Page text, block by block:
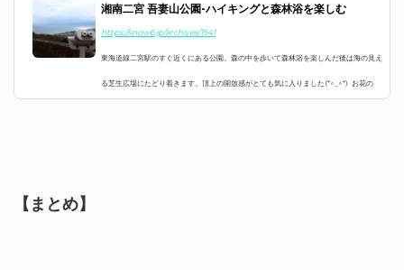
湘南二宮 吾妻山公園-ハイキングと森林浴を楽しむ
https://snow6.jp/archives/1541
東海道線二宮駅のすぐ近くにある公園。森の中を歩いて森林浴を楽しんだ後は海の見え
る芝生広場にたどり着きます。頂上の開放感がとても気に入りました(*^_^*) お花の
【まとめ】